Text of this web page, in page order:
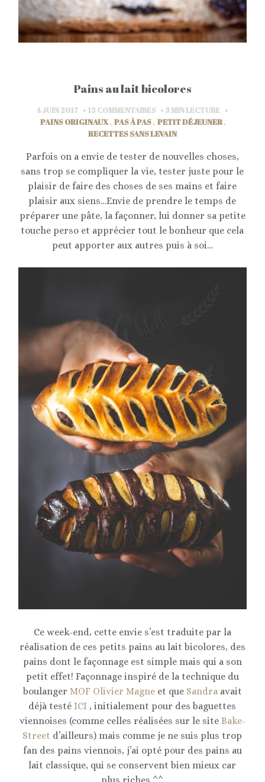
Pains au lait bicolores
4 JUIN 2017 13 COMMENTAIRES 3 MINLECTURE
PAINS ORIGINAUX, PAS À PAS, PETIT DÉJEUNER,
RECETTES SANS LEVAIN
Parfois on a envie de tester de nouvelles choses,
sans trop se compliquer la vie, tester juste pour le
plaisir de faire des choses de ses mains et faire
plaisir aux siens…Envie de prendre le temps de
préparer une pâte, la façonner, lui donner sa petite
touche perso et apprécier tout le bonheur que cela
peut apporter aux autres puis à soi…
Ce week-end, cette envie s’est traduite par la
réalisation de ces petits pains au lait bicolores, des
pains dont le façonnage est simple mais qui a son
petit effet! Façonnage inspiré de la technique du
boulanger MOF Olivier Magneet que Sandra avait
déjà testéICI , initialement pour des baguettes
viennoises (comme celles réalisées sur le site Bake-
Street d’ailleurs) mais comme je ne suis plus trop
fan des pains viennois, j’ai opté pour des pains au
lait classique, qui se conservent bien mieux car